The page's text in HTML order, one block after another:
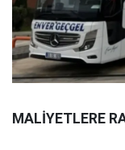
MALİYETLERE